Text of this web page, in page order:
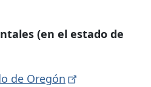
(en el estado de
de Oregón